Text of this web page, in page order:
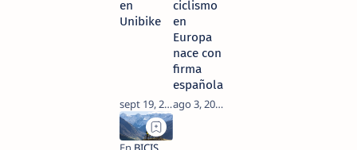
en
Unibike
ciclismo
en
Europa
nace con
firma
española